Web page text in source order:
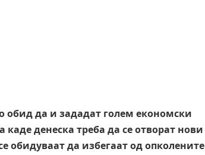
обид да и зададат голем економски
денеска треба да се отворат нови
обидуваат да избегаат од опколените